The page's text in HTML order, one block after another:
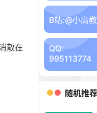
散在
B站:@小高
QQ:
995113774
随机推荐